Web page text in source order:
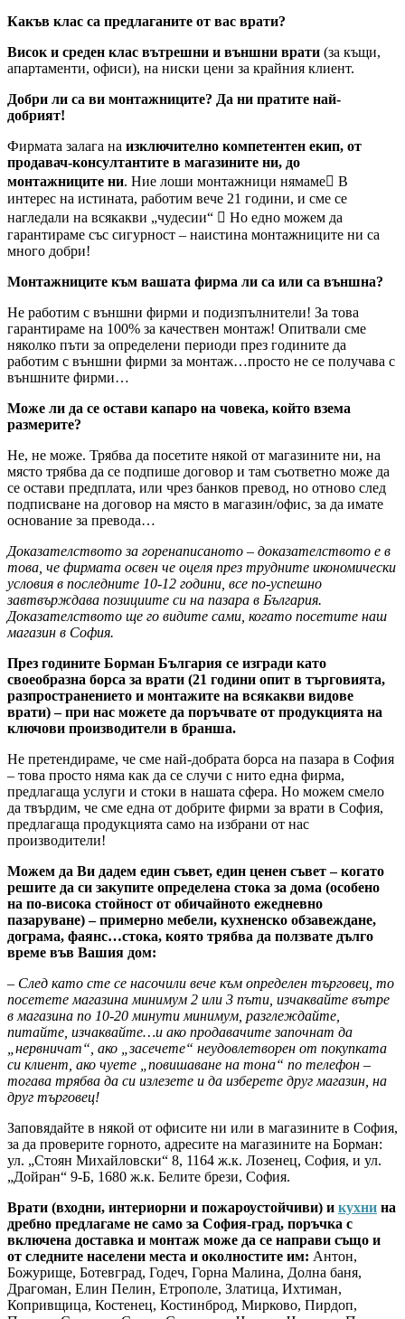
Какъв клас са предлаганите от вас врати?
Висок и среден клас вътрешни и външни врати (за къщи,
апартаменти, офиси), на ниски цени за крайния клиент.
Добри ли са ви монтажниците? Да ни пратите най-
добрият!
Фирмата залага на изключително компетентен екип, от
продавач-консултантите в магазините ни, до
монтажниците ни. Ние лоши монтажници нямаме В
интерес на истината, работим вече 21 години, и сме се
нагледали на всякакви „чудесии“  Но едно можем да
гарантираме със сигурност – наистина монтажниците ни са
много добри!
Монтажниците към вашата фирма ли са или са външна?
Не работим с външни фирми и подизпълнители! За това
гарантираме на 100% за качествен монтаж! Опитвали сме
няколко пъти за определени периоди през годините да
работим с външни фирми за монтаж…просто не се получава с
външните фирми…
Може ли да се остави капаро на човека, който взема
размерите?
Не, не може. Трябва да посетите някой от магазините ни, на
място трябва да се подпише договор и там съответно може да
се остави предплата, или чрез банков превод, но отново след
подписване на договор на място в магазин/офис, за да имате
основание за превода…
Доказателството за горенаписаното – доказателството е в
това, че фирмата освен че оцеля през трудните икономически
условия в последните 10-12 години, все по-успешно
завтвърждава позициите си на пазара в България.
Доказателството ще го видите сами, когато посетите наш
магазин в София.
През годините Борман България се изгради като
своеобразна борса за врати (21 години опит в търговията,
разпространението и монтажите на всякакви видове
врати) – при нас можете да поръчвате от продукцията на
ключови производители в бранша.
Не претендираме, че сме най-добрата борса на пазара в София
– това просто няма как да се случи с нито една фирма,
предлагаща услуги и стоки в нашата сфера. Но можем смело
да твърдим, че сме една от добрите фирми за врати в София,
предлагаща продукцията само на избрани от нас
производители!
Можем да Ви дадем един съвет, един ценен съвет – когато
решите да си закупите определена стока за дома (особено
на по-висока стойност от обичайното ежедневно
пазаруване) – примерно мебели, кухненско обзавеждане,
дограма, фаянс…стока, която трябва да ползвате дълго
време във Вашия дом:
– След като сте се насочили вече към определен търговец, то
посетете магазина минимум 2 или 3 пъти, изчаквайте вътре
в магазина по 10-20 минути минимум, разглеждайте,
питайте, изчаквайте…и ако продавачите започнат да
„нервничат“, ако „засечете“ неудовлетворен от покупката
си клиент, ако чуете „повишаване на тона“ по телефон –
тогава трябва да си излезете и да изберете друг магазин, на
друг търговец!
Заповядайте в някой от офисите ни или в магазините в София,
за да проверите горното, адресите на магазините на Борман:
ул. „Стоян Михайловски“ 8, 1164 ж.к. Лозенец, София, и ул.
„Дойран“ 9-Б, 1680 ж.к. Белите брези, София.
Врати (входни, интериорни и пожароустойчиви) и кухни на
дребно предлагаме не само за София-град, поръчка с
включена доставка и монтаж може да се направи също и
от следните населени места и околностите им: Антон,
Божурище, Ботевград, Годеч, Горна Малина, Долна баня,
Драгоман, Елин Пелин, Етрополе, Златица, Ихтиман,
Копривщица, Костенец, Костинброд, Мирково, Пирдоп,